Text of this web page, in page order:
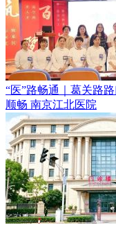
“医”路畅通｜葛关路
顺畅 南京江北医院